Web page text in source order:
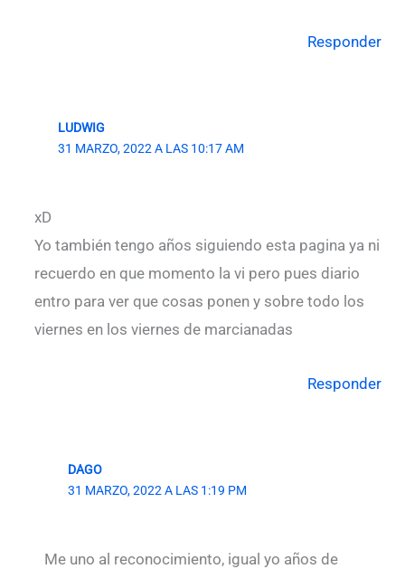
Responder
LUDWIG
31 MARZO, 2022 A LAS 10:17 AM
xD
Yo también tengo años siguiendo esta pagina ya ni
recuerdo en que momento la vi pero pues diario
entro para ver que cosas ponen y sobre todo los
viernes en los viernes de marcianadas
Responder
DAGO
31 MARZO, 2022 A LAS 1:19 PM
Me uno al reconocimiento, igual yo años de